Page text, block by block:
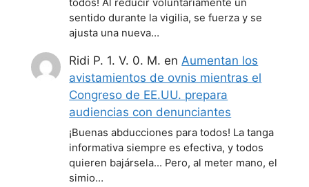
todos! Al reducir voluntariamente un
sentido durante la vigilia, se fuerza y se
ajusta una nueva…
Ridi P. 1. V. 0. M. enAumentan los
avistamientos de ovnis mientras el
Congreso de EE.UU. prepara
audiencias con denunciantes
¡Buenas abducciones para todos! La tanga
informativa siempre es efectiva, y todos
quieren bajársela... Pero, al meter mano, el
simio…